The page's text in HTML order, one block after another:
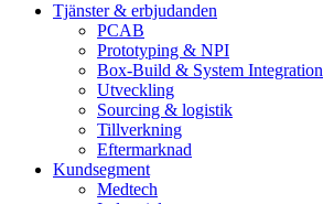
Tjänster & erbjudanden
PCAB
Prototyping & NPI
Box‑Build & System Integration
Utveckling
Sourcing & logistik
Tillverkning
Eftermarknad
Kundsegment
Medtech